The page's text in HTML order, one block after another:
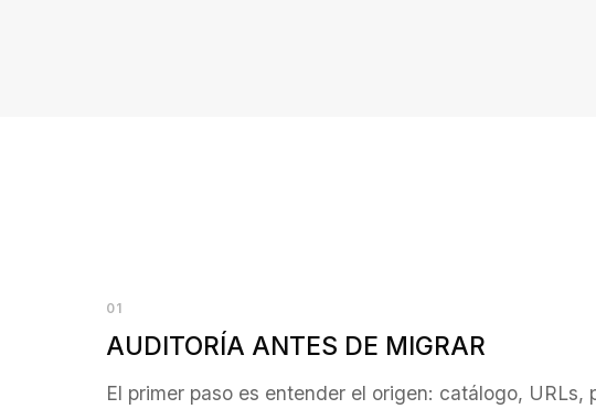
01
AUDITORÍA ANTES DE MIGRAR
El primer paso es entender el origen: catálogo, URLs,